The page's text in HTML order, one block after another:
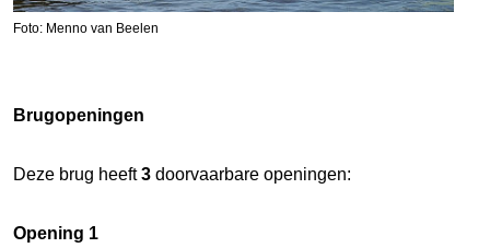
Foto: Menno van Beelen
Brugopeningen
Deze brug heeft3 doorvaarbare openingen:
Opening 1